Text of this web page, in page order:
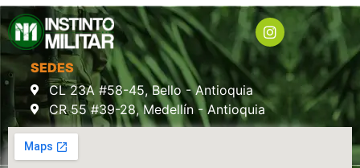
SEDES
CL 23A #58-45, Bello - Antioquia
CR 55 #39-28, Medellín - Antioquia